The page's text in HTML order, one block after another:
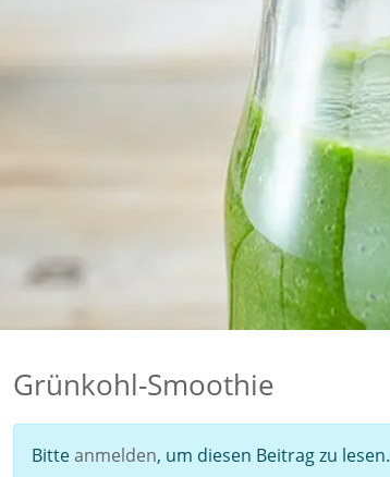
Grünkohl-Smoothie
Bitteanmelden, um diesen Beitrag zu lesen.